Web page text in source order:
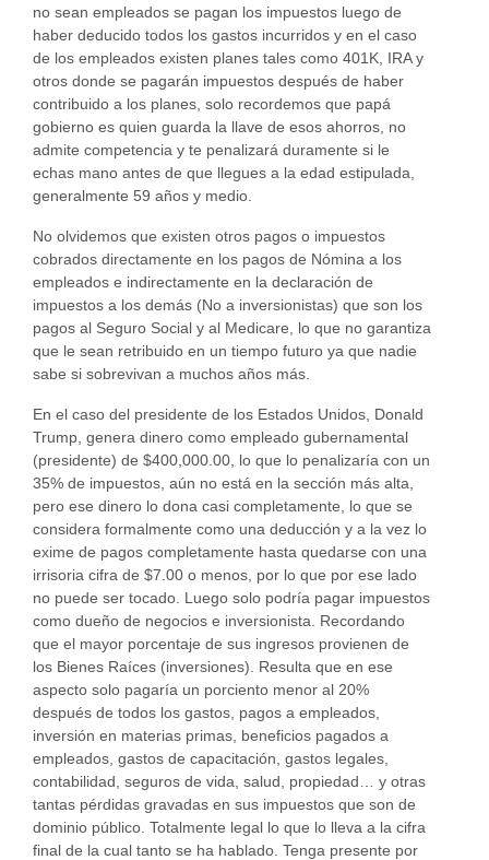
no sean empleados se pagan los impuestos luego de
haber deducido todos los gastos incurridos y en el caso
de los empleados existen planes tales como 401K, IRA y
otros donde se pagarán impuestos después de haber
contribuido a los planes, solo recordemos que papá
gobierno es quien guarda la llave de esos ahorros, no
admite competencia y te penalizará duramente si le
echas mano antes de que llegues a la edad estipulada,
generalmente 59 años y medio.
No olvidemos que existen otros pagos o impuestos
cobrados directamente en los pagos de Nómina a los
empleados e indirectamente en la declaración de
impuestos a los demás (No a inversionistas) que son los
pagos al Seguro Social y al Medicare, lo que no garantiza
que le sean retribuido en un tiempo futuro ya que nadie
sabe si sobrevivan a muchos años más.
En el caso del presidente de los Estados Unidos, Donald
Trump, genera dinero como empleado gubernamental
(presidente) de $400,000.00, lo que lo penalizaría con un
35% de impuestos, aún no está en la sección más alta,
pero ese dinero lo dona casi completamente, lo que se
considera formalmente como una deducción y a la vez lo
exime de pagos completamente hasta quedarse con una
irrisoria cifra de $7.00 o menos, por lo que por ese lado
no puede ser tocado. Luego solo podría pagar impuestos
como dueño de negocios e inversionista. Recordando
que el mayor porcentaje de sus ingresos provienen de
los Bienes Raíces (inversiones). Resulta que en ese
aspecto solo pagaría un porciento menor al 20%
después de todos los gastos, pagos a empleados,
inversión en materias primas, beneficios pagados a
empleados, gastos de capacitación, gastos legales,
contabilidad, seguros de vida, salud, propiedad… y otras
tantas pérdidas gravadas en sus impuestos que son de
dominio público. Totalmente legal lo que lo lleva a la cifra
final de la cual tanto se ha hablado. Tenga presente por